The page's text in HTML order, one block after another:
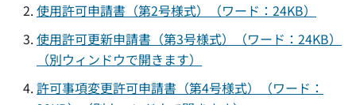
使用許可申請書（第2号様式）（ワード：24KB）
使用許可更新申請書（第3号様式）（ワード：24KB）
（別ウィンドウで開きます）
許可事項変更許可申請書（第4号様式）（ワード：